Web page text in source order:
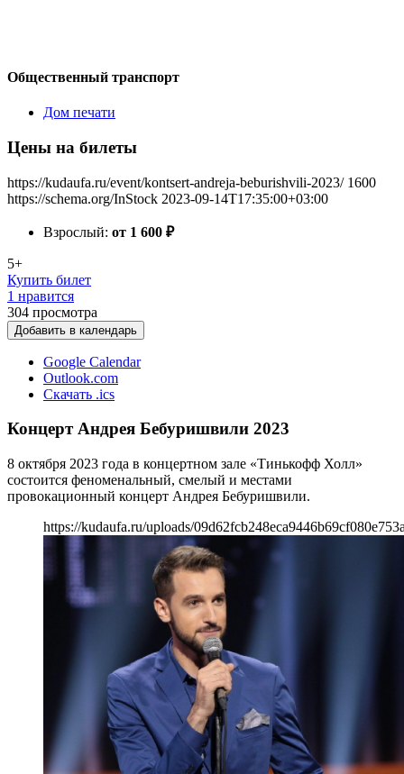
Общественный транспорт
Дом печати
Цены на билеты
https://kudaufa.ru/event/kontsert-andreja-beburishvili-2023/ 1600
https://schema.org/InStock 2023-09-14T17:35:00+03:00
Взрослый: от 1 600 ₽
5+
Купить билет
1 нравится
304 просмотра
Добавить в календарь
Google Calendar
Outlook.com
Скачать .ics
Концерт Андрея Бебуришвили 2023
8 октября 2023 года в концертном зале «Тинькофф Холл»
состоится феноменальный, смелый и местами
провокационный концерт Андрея Бебуришвили.
https://kudaufa.ru/uploads/